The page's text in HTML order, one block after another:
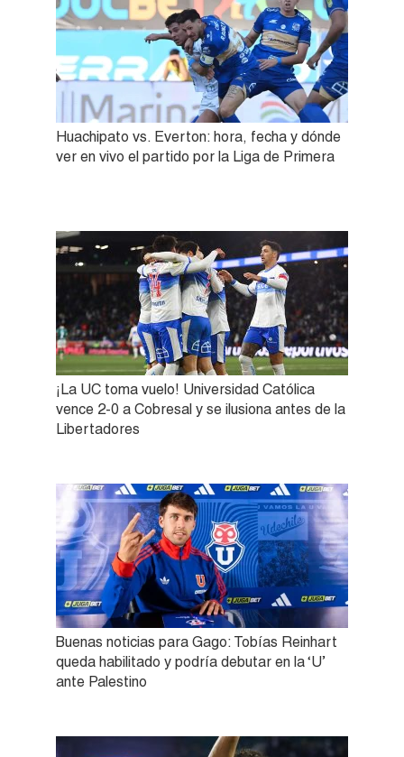
Huachipato vs. Everton: hora, fecha y dónde
ver en vivo el partido por la Liga de Primera
¡La UC toma vuelo! Universidad Católica
vence 2-0 a Cobresal y se ilusiona antes de la
Libertadores
Buenas noticias para Gago: Tobías Reinhart
queda habilitado y podría debutar en la ‘U’
ante Palestino